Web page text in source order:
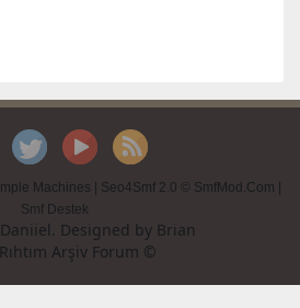
Machines Seo4Smf 2.0 © SmfMod.Com
Smf Destek
Daniiel. Designed by Brian
Arşiv Forum ©